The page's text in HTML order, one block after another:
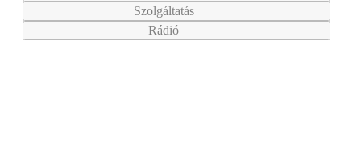
Szolgáltatás
Rádió